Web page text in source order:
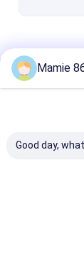
भूमिगत जल
पानी का
Mamie
Good day,